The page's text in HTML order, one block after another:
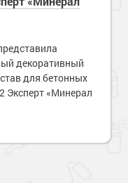
декоративный
для бетонных
Эксперт «Минерал